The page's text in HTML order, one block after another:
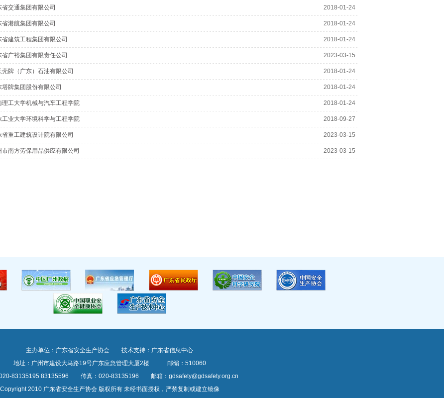
省交通集团有限公司 2018-01-24
省港航集团有限公司 2018-01-24
省建筑工程集团有限公司 2018-01-24
省广裕集团有限责任公司 2023-03-15
壳牌（广东）石油有限公司 2018-01-24
塔牌集团股份有限公司 2018-01-24
理工大学机械与汽车工程学院 2018-01-24
工业大学环境科学与工程学院 2018-09-27
省重工建筑设计院有限公司 2023-03-15
市南方劳保用品供应有限公司 2023-03-15
主办单位：广东省安全生产协会 技术支持：广东省信息中心
地址：广州市建设大马路19号广东应急管理大厦2楼 邮编：510060
83135195 83135596 传真：020-83135196 邮箱：gdsafety@gdsafety.org.cn
Copyright 2010 广东省安全生产协会 版权所有 未经书面授权，严禁复制或建立镜像